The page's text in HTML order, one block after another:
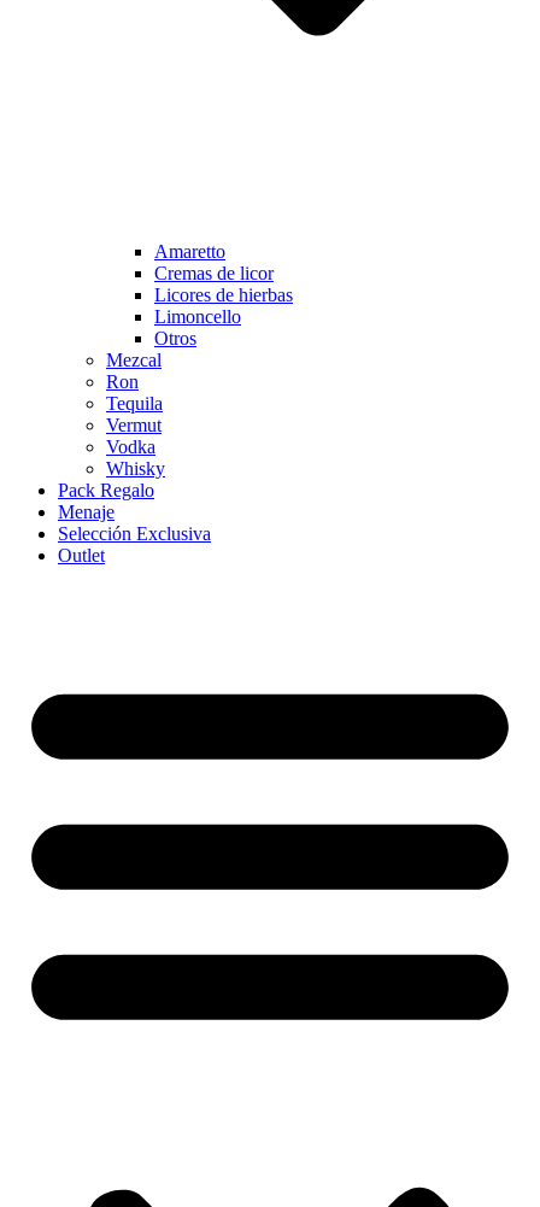
Amaretto
Cremas de licor
Licores de hierbas
Limoncello
Otros
Mezcal
Ron
Tequila
Vermut
Vodka
Whisky
Pack Regalo
Menaje
Selección Exclusiva
Outlet